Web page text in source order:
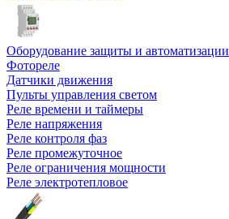
Оборудование защиты и автоматизации
Фотореле
Датчики движения
Пульты управления светом
Реле времени и таймеры
Реле напряжения
Реле контроля фаз
Реле промежуточное
Реле ограничения мощности
Реле электротепловое